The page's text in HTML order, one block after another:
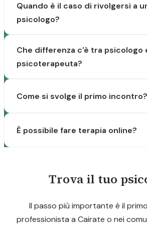
Quando è il caso di rivolgersi a
psicologo?
Che differenza c'è tra psicologo
psicoterapeuta?
Come si svolge il primo incontro?
È possibile fare terapia online?
Trova il tuo
Il passo più importante è il
professionista a Cairate o nei